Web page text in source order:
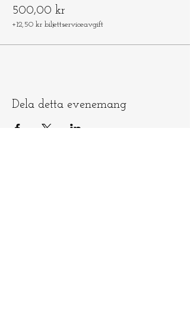
500,00 kr
+12,50 kr biljettserviceavgift
Dela detta evenemang